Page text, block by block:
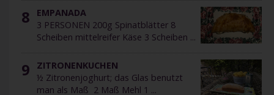
8
EMPANADA
3 PERSONEN 200g Spinatblätter 8
Scheiben mittelreifer Käse 3 Scheiben ...
9
ZITRONENKUCHEN
½ Zitronenjoghurt; das Glas benutzt
man als Maß 2 Maß Mehl 1 ...